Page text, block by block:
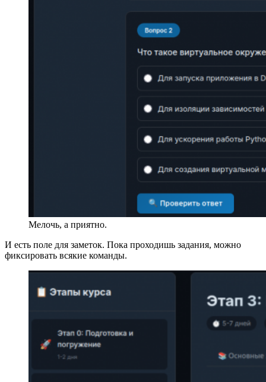
Мелочь, а приятно.
И есть поле для заметок. Пока проходишь задания, можно
фиксировать всякие команды.